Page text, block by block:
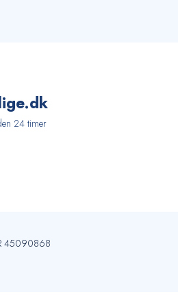
24 timer
45090868